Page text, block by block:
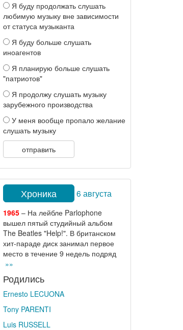
Я буду продолжать слушать
любимую музыку вне зависимости
от статуса музыканта
Я буду больше слушать
иноагентов
Я планирую больше слушать
"патриотов"
Я продолжу слушать музыку
зарубежного производства
У меня вообще пропало желание
слушать музыку
отправить
Хроника 6 августа
1965– На лейбле Parlophone
вышел пятый студийный альбом
The Beatles "Help!". В британском
хит-параде диск занимал первое
место в течение 9 недель подряд
»»
Родились
Ernesto LECUONA
Tony PARENTI
Luis RUSSELL